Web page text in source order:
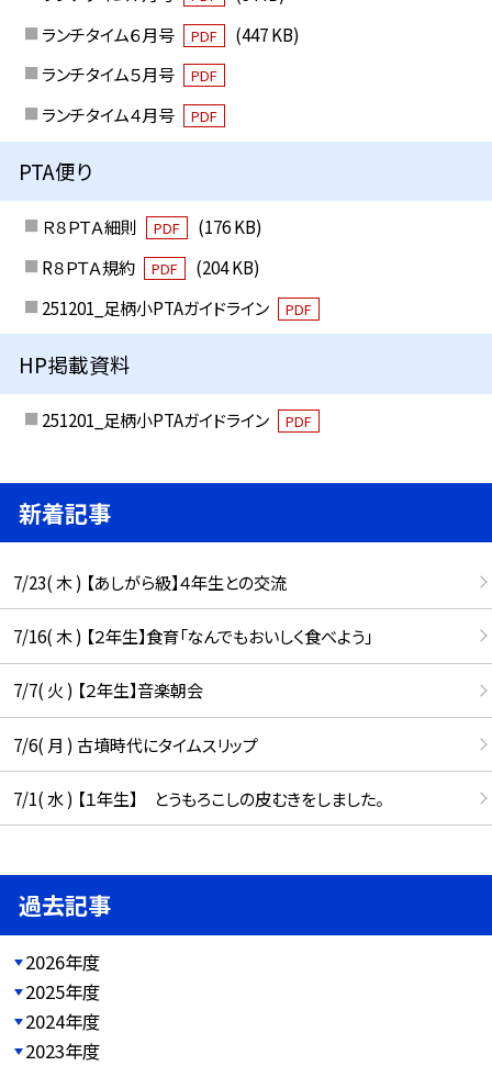
ランチタイム６月号
PDF
(447 KB)
ランチタイム５月号
PDF
ランチタイム４月号 PDF
PTA便り
Ｒ８ＰＴＡ細則 PDF
(176 KB)
R８ＰＴＡ規約
PDF
(204 KB)
251201_足柄小PTAガイドライン
PDF
HP掲載資料
251201_足柄小PTAガイドライン PDF
新着記事
7/23( 木 ) 【あしがら級】４年生との交流
7/16( 木 ) 【２年生】食育「なんでもおいしく食べよう」
7/7( 火 ) 【２年生】音楽朝会
7/6( 月 ) 古墳時代にタイムスリップ
7/1( 水 ) 【１年生】 とうもろこしの皮むきをしました。
過去記事
2026年度
2025年度
2024年度
2023年度